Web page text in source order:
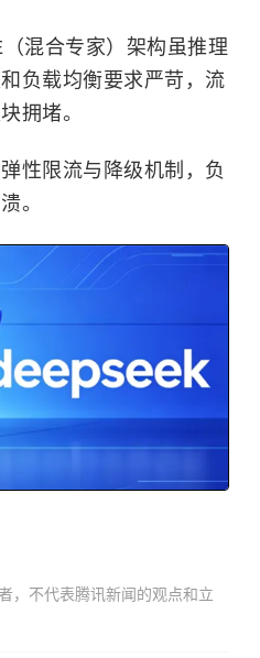
混合专家）架构虽推理
负载均衡要求严苛，流
拥堵。
性限流与降级机制，负
。
，不代表腾讯新闻的观点和立